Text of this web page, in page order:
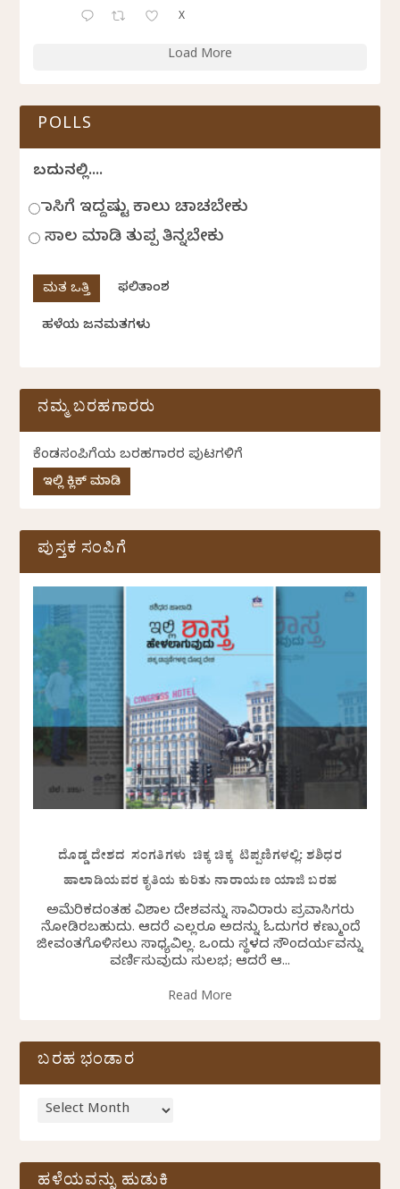
X
Load More
POLLS
ಬದುಕಿನಲ್ಲಿ....
ಹಾಸಿಗೆ ಇದ್ದಷ್ಟು ಕಾಲು ಚಾಚಬೇಕು
ಸಾಲ ಮಾಡಿ ತುಪ್ಪ ತಿನ್ನಬೇಕು
ಫಲಿತಾಂಶ
ಹಳೆಯ ಜನಮತಗಳು
ನಮ್ಮ ಬರಹಗಾರರು
ಕೆಂಡಸಂಪಿಗೆಯ ಬರಹಗಾರರ ಪುಟಗಳಿಗೆ
ಇಲ್ಲಿ ಕ್ಲಿಕ್ ಮಾಡಿ
ಪುಸ್ತಕ ಸಂಪಿಗೆ
ದೊಡ್ಡ ದೇಶದ ಸಂಗತಿಗಳು ಚಿಕ್ಕ ಚಿಕ್ಕ ಟಿಪ್ಪಣಿಗಳಲ್ಲಿ: ಶಶಿಧರ
ಹಾಲಾಡಿಯವರ ಕೃತಿಯ ಕುರಿತು ನಾರಾಯಣ ಯಾಜಿ ಬರಹ
ಅಮೆರಿಕದಂತಹ ವಿಶಾಲ ದೇಶವನ್ನು ಸಾವಿರಾರು ಪ್ರವಾಸಿಗರು
ನೋಡಿರಬಹುದು. ಆದರೆ ಎಲ್ಲರೂ ಅದನ್ನು ಓದುಗರ ಕಣ್ಮುಂದೆ
ಜೀವಂತಗೊಳಿಸಲು ಸಾಧ್ಯವಿಲ್ಲ. ಒಂದು ಸ್ಥಳದ ಸೌಂದರ್ಯವನ್ನು
ವರ್ಣಿಸುವುದು ಸುಲಭ; ಆದರೆ ಆ...
Read More
ಬರಹ ಭಂಡಾರ
ಹಳೆಯವನ್ನು ಹುಡುಕಿ